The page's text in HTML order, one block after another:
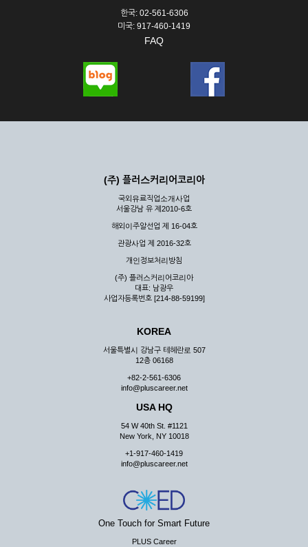
한국: 02-561-6306
미국: 917-460-1419
FAQ
(주) 플러스커리어코리아
국외유료직업소개사업
서울강남 유 제2010-6호
해외이주알선업 제 16-04호
관광사업 제 2016-32호
개인정보처리방침
(주) 플러스커리어코리아
대표: 남광우
사업자등록번호 [214-88-59199]
KOREA
서울특별시 강남구 테헤란로 507
12층 06168
+82-2-561-6306
info@pluscareer.net
USA HQ
54 W 40th St. #1121
New York, NY 10018
+1-917-460-1419
info@pluscareer.net
One Touch for Smart Future
PLUS Career